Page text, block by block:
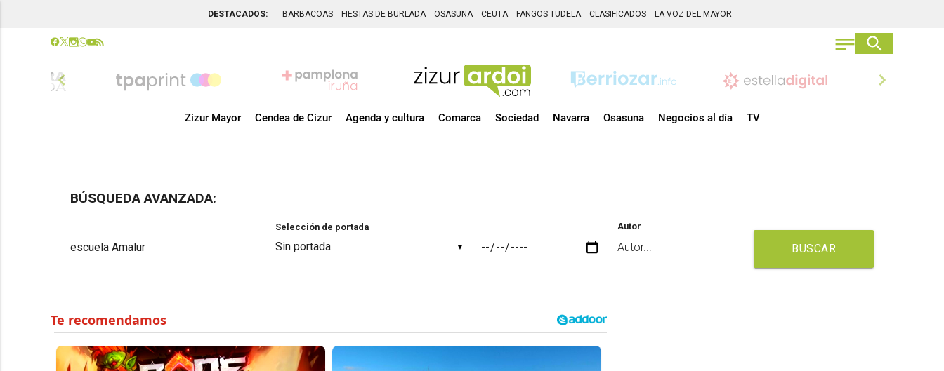
DESTACADOS: BARBACOAS FIESTAS DE BURLADA OSASUNA CEUTA FANGOS TUDELA CLASIFICADOS LA VOZ DEL MAYOR
chevron_left chevron_right
Zizur Mayor Cendea de Cizur Agenda y cultura Comarca Sociedad Navarra Osasuna Negocios al día TV
BÚSQUEDA AVANZADA:
▼
Selección de portada Autor
BUSCAR